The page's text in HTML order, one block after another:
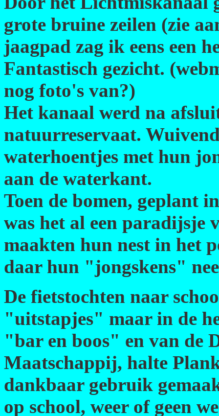
grote bruine zeilen (zie
jaagpad zag ik eens een
Fantastisch gezicht.
nog foto's van?)
Het kanaal werd na
natuurreservaat.
waterhoentjes met hun
aan de waterkant.
Toen de bomen, geplant
was het al een paradijsje
maakten hun nest in het
daar hun "jongskens"
De fietstochten naar
"uitstapjes" maar in de
"bar en boos" en van de
Maatschappij, halte
dankbaar gebruik
op school, weer of geen